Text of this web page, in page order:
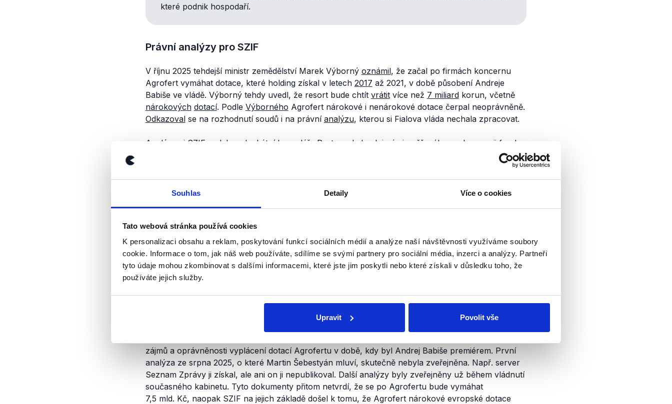
Souhlas Detaily Více o cookies
Tato webová stránka používá cookies
K personalizaci obsahu a reklam, poskytování funkcí sociálních médií a analýze naší návštěvnosti využíváme soubory
cookie. Informace o tom, jak náš web používáte, sdílíme se svými partnery pro sociální média, inzerci a analýzy. Partneři
tyto údaje mohou zkombinovat s dalšími informacemi, které jste jim poskytli nebo které získali v důsledku toho, že
používáte jejich služby.
Upravit Povolit vše
které podnik hospodaří.
Právní analýzy pro SZIF
V říjnu 2025 tehdejší ministr zemědělství Marek Výborný oznámil, že začal po firmách koncernu
Agrofert vymáhat dotace, které holding získal v letech 2017 až 2021, v době působení Andreje
Babiše ve vládě. Výborný tehdy uvedl, že resort bude chtít vrátitvíce než 7 miliardkorun, včetně
nárokových dotací. Podle Výborného Agrofert nárokové i nenárokové dotace čerpal neoprávněně.
Odkazovalse na rozhodnutí soudů i na právní analýzu, kterou si Fialova vláda nechala zpracovat.
Analýzu si SZIF zadalu advokátní kanceláře Portos, ale ke dni námi ověřeného rozhovoru ji fond
neoficiální cestou a dle nich v něm
analýzu takénezveřejnilya anineuvedly, že by obsahovala částku, která má být po Agrofertu
vymáhána.
vytvořit další právníanalýzyk otázce oprávněnosti dotací vyplacených Agrofertu v době, kdy byl
Andrej Babiš premiérem. Ke dni námi ověřovaného rozhovorubylozveřejněných šest analýz,
z nichž čtyři zpracovala advokátní společnost Portos (.pdf,;.pdf;.pdf;.pdf) a zbývající dvě
pocházejí z kanceláře Pelikán Krofta Kohoutek (.pdf; .pdf). SZIF na jejichzákladě dospělkzávěru,
že Agrofertnemusí
zájmů a oprávněnosti vyplácení dotací Agrofertu v době, kdy byl Andrej Babiše premiérem. První
analýza ze srpna 2025, o které Martin Šebestyán mluví, skutečně nebyla zveřejněna. Např. server
Seznam Zprávy ji získal, ale ani on ji nepublikoval. Další analýzy byly zveřejněny už během vládnutí
současného kabinetu. Tyto dokumenty přitom netvrdí, že se po Agrofertu bude vymáhat
7,5 mld. Kč, naopak SZIF na jejich základě došel k tomu, že Agrofert nárokové evropské dotace